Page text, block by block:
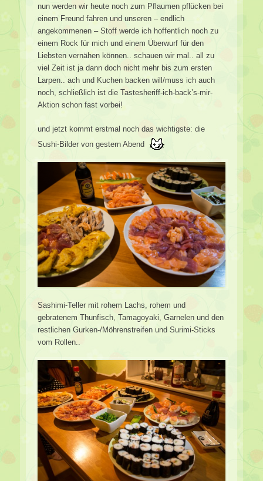
nun werden wir heute noch zum Pflaumen pflücken bei
einem Freund fahren und unseren – endlich
angekommenen – Stoff werde ich hoffentlich noch zu
einem Rock für mich und einem Überwurf für den
Liebsten vernähen können.. schauen wir mal.. all zu
viel Zeit ist ja dann doch nicht mehr bis zum ersten
Larpen.. ach und Kuchen backen will/muss ich auch
noch, schließlich ist die Tastesheriff-ich-back’s-mir-
Aktion schon fast vorbei!
und jetzt kommt erstmal noch das wichtigste: die
Sushi-Bilder von gestern Abend
Sashimi-Teller mit rohem Lachs, rohem und
gebratenem Thunfisch, Tamagoyaki, Garnelen und den
restlichen Gurken-/Möhrenstreifen und Surimi-Sticks
vom Rollen..